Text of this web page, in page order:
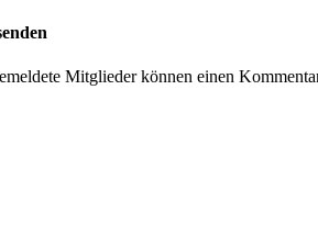
Mitglieder können einen